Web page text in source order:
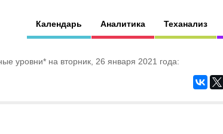
Календарь Аналитика Теханализ
уровни* на вторник, 26 января 2021 года: